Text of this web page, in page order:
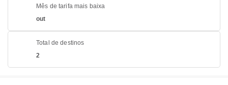
Mês de tarifa mais baixa
out
Total de destinos
2